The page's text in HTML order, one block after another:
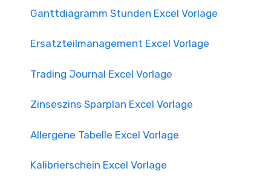
Ganttdiagramm Stunden Excel Vorlage
Ersatzteilmanagement Excel Vorlage
Trading Journal Excel Vorlage
Zinseszins Sparplan Excel Vorlage
Allergene Tabelle Excel Vorlage
Kalibrierschein Excel Vorlage